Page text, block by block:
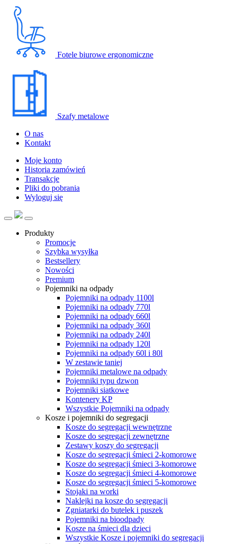
Fotele biurowe ergonomiczne
Szafy metalowe
O nas
Kontakt
Moje konto
Historia zamówień
Transakcje
Pliki do pobrania
Wyloguj się
Produkty
Promocje
Szybka wysyłka
Bestsellery
Nowości
Premium
Pojemniki na odpady
Pojemniki na odpady 1100l
Pojemniki na odpady 770l
Pojemniki na odpady 660l
Pojemniki na odpady 360l
Pojemniki na odpady 240l
Pojemniki na odpady 120l
Pojemniki na odpady 60l i 80l
W zestawie taniej
Pojemniki metalowe na odpady
Pojemniki typu dzwon
Pojemniki siatkowe
Kontenery KP
Wszystkie Pojemniki na odpady
Kosze i pojemniki do segregacji
Kosze do segregacji wewnętrzne
Kosze do segregacji zewnętrzne
Zestawy koszy do segregacji
Kosze do segregacji śmieci 2-komorowe
Kosze do segregacji śmieci 3-komorowe
Kosze do segregacji śmieci 4-komorowe
Kosze do segregacji śmieci 5-komorowe
Stojaki na worki
Naklejki na kosze do segregacji
Zgniatarki do butelek i puszek
Pojemniki na bioodpady
Kosze na śmieci dla dzieci
Wszystkie Kosze i pojemniki do segregacji